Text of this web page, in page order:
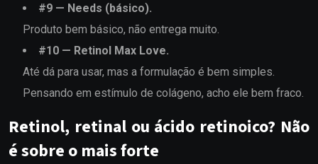
#9 — Needs (básico).
Produto bem básico, não entrega muito.
#10 — Retinol Max Love.
Até dá para usar, mas a formulação é bem simples.
Pensando em estímulo de colágeno, acho ele bem fraco.
Retinol, retinal ou ácido retinoico? Não
é sobre o mais forte